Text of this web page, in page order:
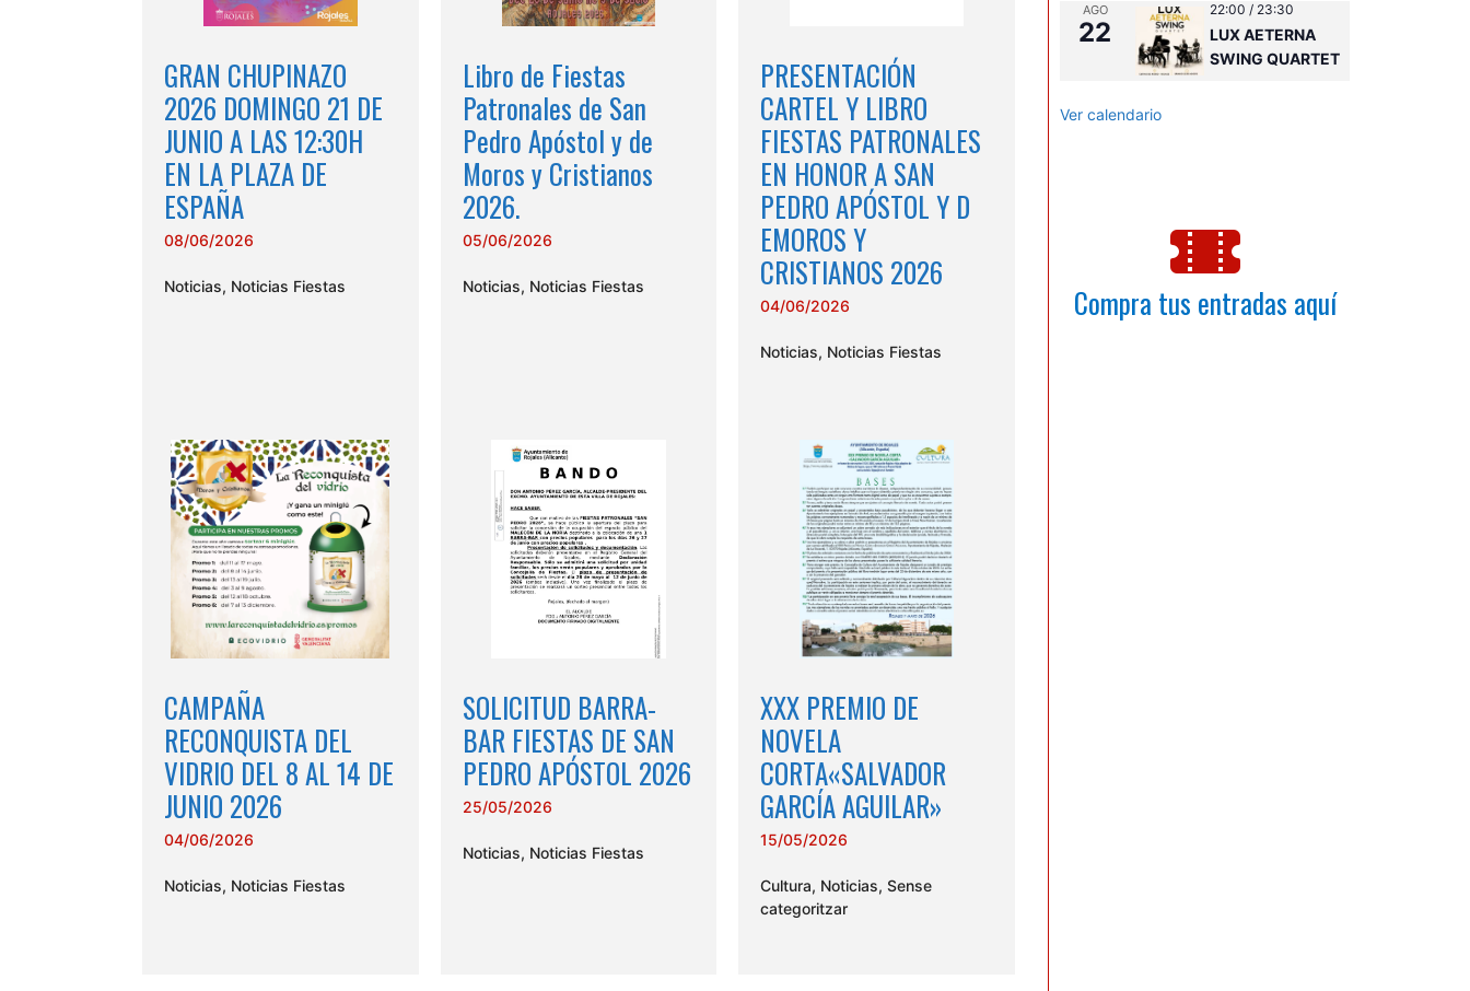
GRAN CHUPINAZO
2026 DOMINGO 21 DE
JUNIO A LAS 12:30H
EN LA PLAZA DE
ESPAÑA
08/06/2026
Noticias, Noticias Fiestas
Libro de Fiestas
Patronales de San
Pedro Apóstol y de
Moros y Cristianos
2026.
05/06/2026
Noticias, Noticias Fiestas
PRESENTACIÓN
CARTEL Y LIBRO
FIESTAS PATRONALES
EN HONOR A SAN
PEDRO APÓSTOL Y D
EMOROS Y
CRISTIANOS 2026
04/06/2026
Noticias, Noticias Fiestas
CAMPAÑA
RECONQUISTA DEL
VIDRIO DEL 8 AL 14 DE
JUNIO 2026
04/06/2026
Noticias, Noticias Fiestas
SOLICITUD BARRA-
BAR FIESTAS DE SAN
PEDRO APÓSTOL 2026
25/05/2026
Noticias, Noticias Fiestas
XXX PREMIO DE
NOVELA
CORTA«SALVADOR
GARCÍA AGUILAR»
15/05/2026
Cultura, Noticias,Sense
categoritzar
AGO
22
22:00 / 23:30
LUX AETERNA
SWING QUARTET
Ver calendario
Compra tus entradas aquí